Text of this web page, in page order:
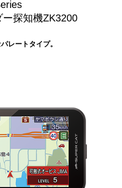
探知機ZK3200
レートタイプ。